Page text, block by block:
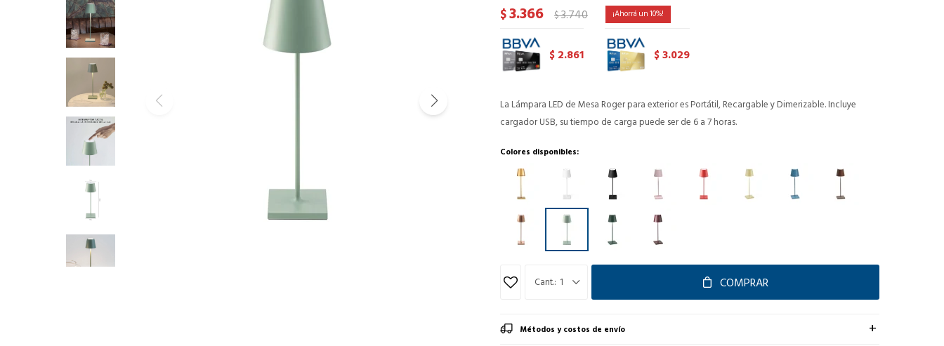
$3.366 $3.740 10
$ 2.861 $3.029
La Lámpara LED de Mesa Roger para exterior es Portátil, Recargable y Dimerizable. Incluye
cargador USB, su tiempo de carga puede ser de 6 a 7 horas.
Colores disponibles:
1 COMPRAR
Métodos y costos de envío